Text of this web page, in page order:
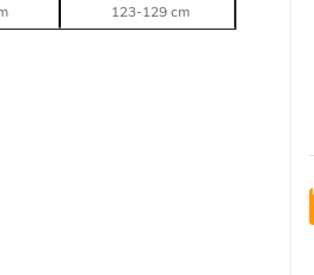
123-129 cm